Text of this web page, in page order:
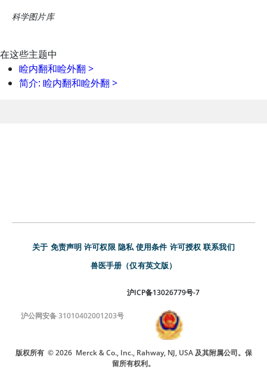
科学图片库
在这些主题中
睑内翻和睑外翻 >
简介: 睑内翻和睑外翻 >
关于 免责声明 许可权限 隐私 使用条件 许可授权 联系我们
兽医手册（仅有英文版）
沪ICP备13026779号-7
沪公网安备 31010402001203号
版权所有 © 2026 Merck & Co., Inc., Rahway, NJ, USA 及其附属公司。保
留所有权利。